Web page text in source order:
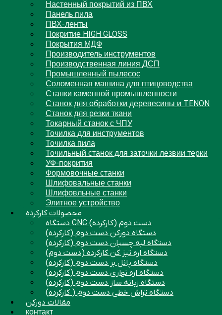
Настенный покрытий из ПВХ
Панель пила
ПВХ-ленты
Покритие HIGH GLOSS
Покрытия МДФ
Производитель инструментов
Производственная линия ДСП
Промышленный пылесос
Соломенная машина для птицоводства
Станки каменной промышленности
Станок для обработки деревесины и TENON
Станок для резки ткани
Токарный станок с ЧПУ
Точилка для инструментов
Точилка пила
Точильный станок для заточки лезвии терки
УФ-покрития
Формовочные станки
Шлифовальные станки
Шлифовльные станки
Элитное устройство
محصولات کارکرده
دستگاه CNC دست دوم (کارکرده)
دستگاه دورکن دست دوم (کارکرده)
دستگاه لبه چسبان دست دوم (کارکرده)
دستگاه اره تیز کن کارکرده (دست دوم)
دستگاه پانل بر دست دوم (کارکرده)
دستگاه اره نواری دست دوم (کارکرده)
دستگاه زبانه ساز دست دوم (کارکرده)
دستگاه تراش خطی دست دوم ( کارکرده)
مقالات دورکن
контакт